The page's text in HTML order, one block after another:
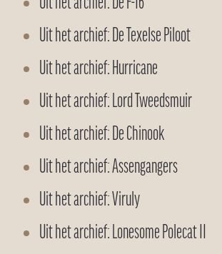
Uit het archief: De Texelse Piloot
Uit het archief: Hurricane
Uit het archief: Lord Tweedsmuir
Uit het archief: De Chinook
Uit het archief: Assengangers
Uit het archief: Viruly
Uit het archief: Lonesome Polecat II